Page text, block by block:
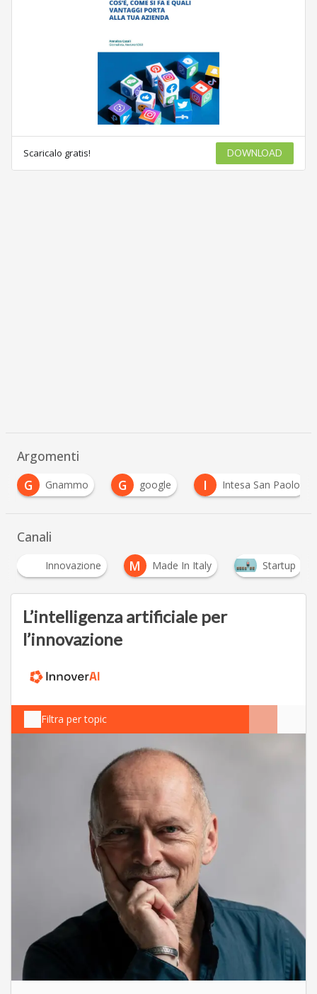
Scaricalo gratis! DOWNLOAD
Argomenti
G
google I Intesa San Paolo P PNICube
Canali
Innovazione M Made In Italy Startup
L’intelligenza artificiale per
l’innovazione
Filtra per topic